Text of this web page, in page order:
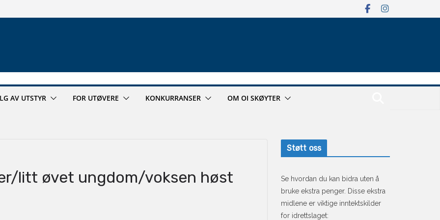
AV UTSTYR FOR UTØVERE KONKURRANSER OM OI SKØYTER
litt øvet ungdom/voksen høst
Støtt oss
Se hvordan du kan bidra uten å
bruke ekstra penger. Disse ekstra
midlene er viktige inntektskilder
for idrettslaget: